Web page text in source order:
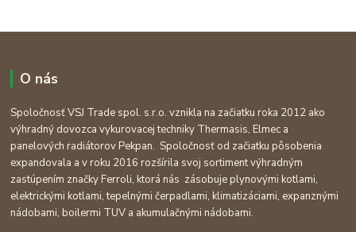
O nás
Spoločnosť VSJ Trade spol. s.r.o. vznikla na začiatku roka 2012 ako
výhradný dovozca vykurovacej techniky Thermasis, Elmec a
panelových radiátorov Pekpan. Spoločnosť od začiatku pôsobenia
expandovala a v roku 2016 rozšírila svoj sortiment výhradným
zastúpením značky Ferroli, ktorá nás zásobuje plynovými kotlami,
elektrickými kotlami, tepelnými čerpadlami, klimatizáciami, expanznými
nádobami, boilermi TUV a akumulačnými nádobami.